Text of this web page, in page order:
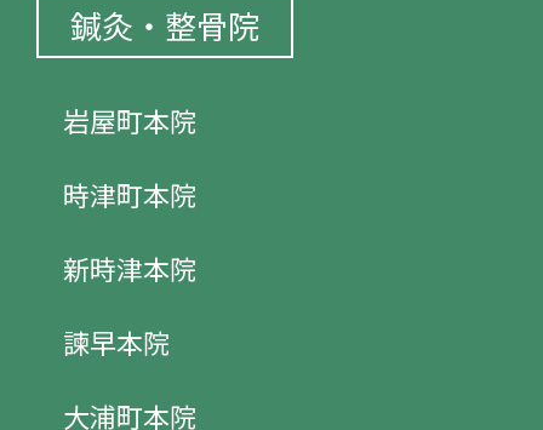
鍼灸・整骨院
岩屋町本院
時津町本院
新時津本院
諫早本院
大浦町本院